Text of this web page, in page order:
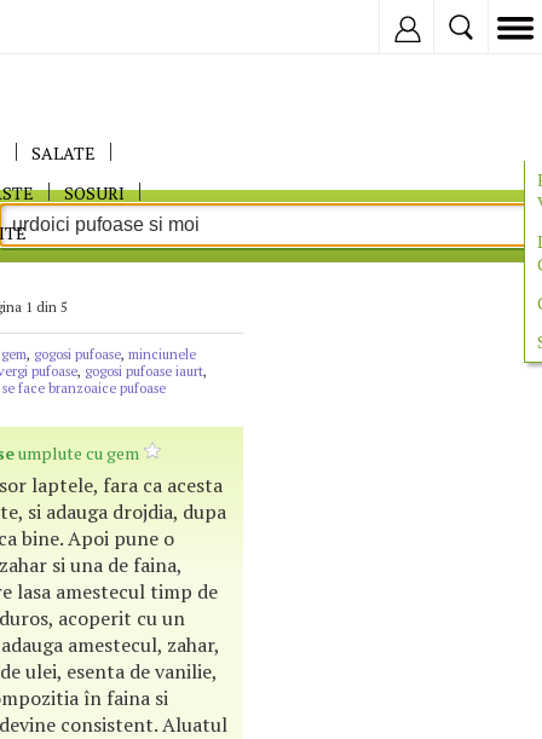
SALATE
SOSURI
1 din 5
, gogosi pufoase, minciunele
pufoase, gogosi pufoase iaurt,
face branzoaice pufoase
umplute cu gem
laptele, fara ca acesta
si adauga drojdia, dupa
bine. Apoi pune o
si una de faina,
lasa amestecul timp de
acoperit cu un
amestecul, zahar,
ulei, esenta de vanilie,
în faina si
consistent. Aluatul